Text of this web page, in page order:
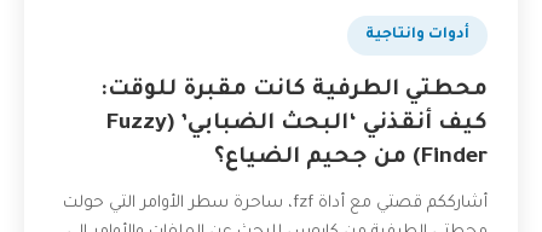
أدوات وانتاجية
محطتي الطرفية كانت مقبرة للوقت:
كيف أنقذني ‘البحث الضبابي’ (Fuzzy
Finder) من جحيم الضياع؟
أشارككم قصتي مع أداة fzf، ساحرة سطر الأوامر التي حولت